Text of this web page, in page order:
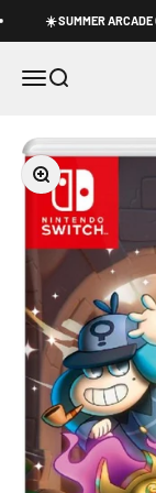
☀️ SUMMER
MenüSuche
Bild vergrößern